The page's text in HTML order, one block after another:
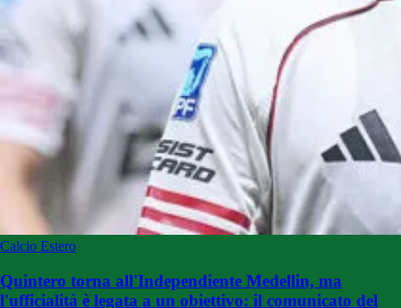
Calcio Estero
Quintero torna all'Independiente Medellin, ma
l'ufficialità è legata a un obiettivo: il comunicato del